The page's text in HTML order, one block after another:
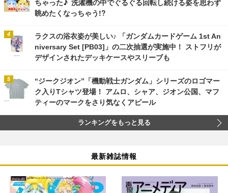
ちゃった♪ 洗濯機の中でぐるぐる回転し続ける姿を思わず
眺めたくなっちゃう!?
ラクスの浴衣姿が美しい♪ 「ガンダムカードゲーム 1st An
niversary Set [PB03]」の二次抽選が実施中！ ストフリが
デザインされたデッキケースやスリーブも
“ジークジオン”「機動戦士ガンダム」シリーズのロゴマー
ク入りTシャツ登場！ アムロ、シャア、ジオン公国、マフ
ティーのマークをさり気なくアピール
ランキングをもっと見る
最新雑誌情報